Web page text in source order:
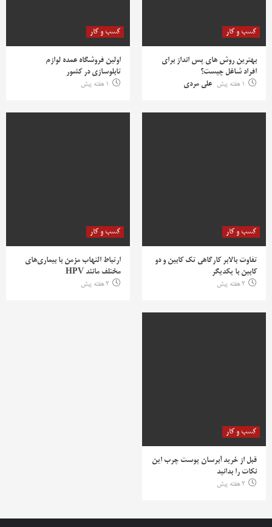
کسب و کار
بهترین روش‌ های پس‌ انداز برای
افراد شاغل چیست؟
1 هفته پیش
علی مردی
کسب و کار
اولین فروشگاه عمده لوازم
تابلوسازی در کشور
1 هفته پیش
کسب و کار
تفاوت بالابر کارگاهی تک کابین و دو
کابین با یکدیگر
2 هفته پیش
کسب و کار
ارتباط التهاب مزمن با بیماری‌های
مختلف مانند HPV
2 هفته پیش
کسب و کار
قبل از خرید آبرسان پوست چرب این
نکات را بدانید
2 هفته پیش